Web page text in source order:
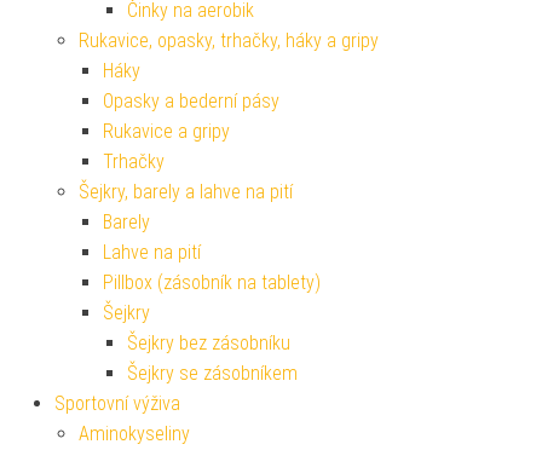
Činky na aerobik
Rukavice, opasky, trhačky, háky a gripy
Háky
Opasky a bederní pásy
Rukavice a gripy
Trhačky
Šejkry, barely a lahve na pití
Barely
Lahve na pití
Pillbox (zásobník na tablety)
Šejkry
Šejkry bez zásobníku
Šejkry se zásobníkem
Sportovní výživa
Aminokyseliny